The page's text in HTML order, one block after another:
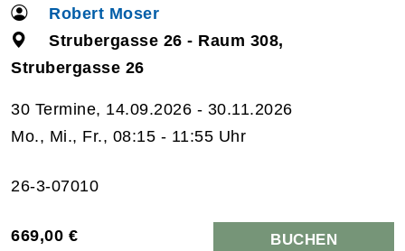
Robert Moser
Strubergasse 26 - Raum 308,
Strubergasse 26
30 Termine, 14.09.2026 - 30.11.2026
Mo., Mi., Fr., 08:15 - 11:55 Uhr
26-3-07010
669,00 € BUCHEN